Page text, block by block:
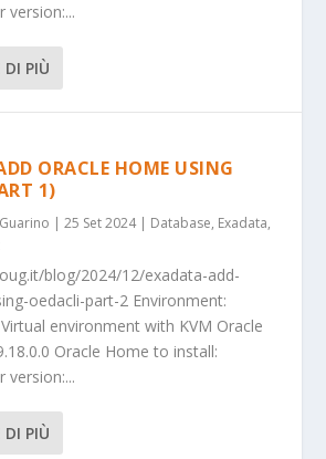
version:...
DI PIÙ
ORACLE HOME USING
1)
|25 Set 2024| Database, Exadata,
blog/2024/12/exadata-add-
oedacli-part-2 Environment:
environment with KVM Oracle
Oracle Home to install:
version:...
DI PIÙ